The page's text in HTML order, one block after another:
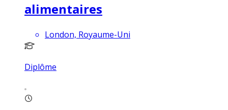
alimentaires
London, Royaume-Uni
Diplôme